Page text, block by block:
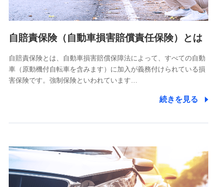
個人情報の第三者提供について
除き、第三者に提供いたしません。
業務の委託
当社は利用目的の達成に必要な範囲内において個人情報の取
【共同して利用される利用データの項目】
当社又は株式会社NTTドコモがサービス提供等を通じて取得
した、以下の情報などの個人データ
自賠責保険（自動車損害賠償責任保険）とは
自賠責保険とは、自動車損害賠償保障法によって、すべての自動
車（原動機付自転車を含みます）に加入が義務付けられている損
害保険です。強制保険といわれています…
続きを見る